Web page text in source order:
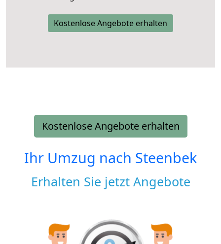
Kostenlose Angebote erhalten
Kostenlose Angebote erhalten
Ihr Umzug nach Steenbek
Erhalten Sie jetzt Angebote